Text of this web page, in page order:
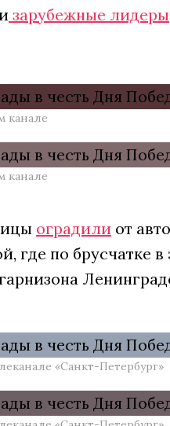
зарубежные лидеры
канале
канале
оградили от
где по брусчатке
«Санкт-Петербург»